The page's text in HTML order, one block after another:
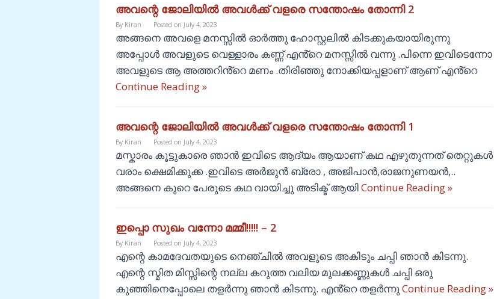
അവന്റെ ജോലിയിൽ അവൾക്ക് വളരെ സന്തോഷം തോന്നി 2
By Kiran Posted on July 4, 2023
അങ്ങനെ അവളെ മനസ്സിൽ ഓർത്തു ഹോസ്റ്റലിൽ കിടക്കുകയായിരുന്നു
അപ്പോൾ അവളുടെ വെള്ളാരം കണ്ണ് എൻ്റെ മനസ്സിൽ വന്നു .പിന്നെ ഇവിടെന്നോ
അവളുടെ ആ അത്തറിൻ്റെ മണം .തിരിഞ്ഞു നോക്കിയപ്പളാണ് ആണ് എൻ്റെ
Continue Reading »
അവന്റെ ജോലിയിൽ അവൾക്ക് വളരെ സന്തോഷം തോന്നി 1
By Kiran Posted on July 4, 2023
മസ്കാരം കൂട്ടുകാരെ ഞാൻ ഇവിടെ ആദ്യം ആയാണ് കഥ എഴുതുന്നത് തെറ്റുകൾ
വരാം ക്ഷെമിക്കുക്ക .ഇവിടെ അർജുൻ ബ്രോ , അജിപാൻ,രാജനുണയൻ,..
അങ്ങനെ കുറെ പേരുടെ കഥ വായിച്ചു അടിക്ട് ആയിContinue Reading »
ഇപ്പൊ സുഖം വന്നോ മമ്മീ!!!!! – 2
By Kiran Posted on July 4, 2023
എന്റെ കാമദേവതയുടെ നെഞ്ചിൽ അവളുടെ അകിടും ചപ്പി ഞാൻ കിടന്നു.
എന്റെ സ്മിത മിസ്സിന്റെ നല്ല കറുത്ത വലിയ മുലക്കണ്ണുകൾ ചപ്പി ഒരു
കുഞ്ഞിനെപ്പോലെ തളർന്നു ഞാൻ കിടന്നു. എൻ്റെ തളർന്നുContinue Reading »